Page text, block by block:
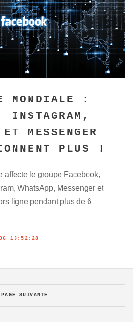
MONDIALE :
INSTAGRAM,
MESSENGER
PLUS !
affecte le groupe Facebook,
WhatsApp, Messenger et
ligne pendant plus de 6
13:52:28
PAGE SUIVANTE